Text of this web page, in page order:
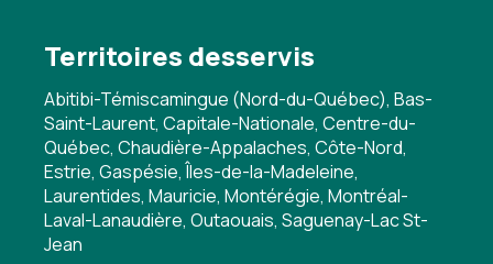
Territoires desservis
Abitibi-Témiscamingue (Nord-du-Québec), Bas-
Saint-Laurent, Capitale-Nationale, Centre-du-
Québec, Chaudière-Appalaches, Côte-Nord,
Estrie, Gaspésie, Îles-de-la-Madeleine,
Laurentides, Mauricie, Montérégie, Montréal-
Laval-Lanaudière, Outaouais, Saguenay-Lac St-
Jean